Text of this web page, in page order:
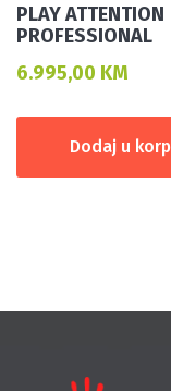
PLAY ATTENTION
PROFESSIONAL
6.995,00 KM
Dodaj u